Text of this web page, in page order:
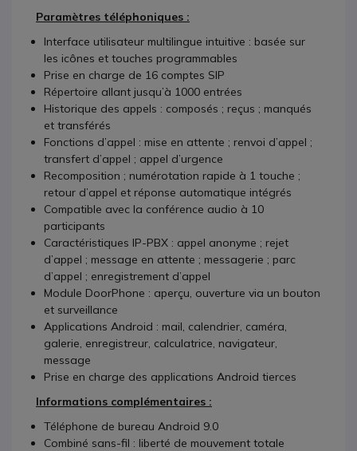
Paramètres téléphoniques :
Interface utilisateur multilingue intuitive : basée sur
les icônes et touches programmables
Prise en charge de 16 comptes SIP
Répertoire allant jusqu’à 1000 entrées
Historique des appels : composés ; reçus ; manqués
et transférés
Fonctions d’appel : mise en attente ; renvoi d’appel ;
transfert d’appel ; appel d’urgence
Recomposition ; numérotation rapide à 1 touche ;
retour d’appel et réponse automatique intégrés
Compatible avec la conférence audio à 10
participants
Caractéristiques IP-PBX : appel anonyme ; rejet
d’appel ; message en attente ; messagerie ; parc
d’appel ; enregistrement d’appel
Module DoorPhone : aperçu, ouverture via un bouton
et surveillance
Applications Android : mail, calendrier, caméra,
galerie, enregistreur, calculatrice, navigateur,
message
Prise en charge des applications Android tierces
Informations complémentaires :
Téléphone de bureau Android 9.0
Combiné sans-fil : liberté de mouvement totale